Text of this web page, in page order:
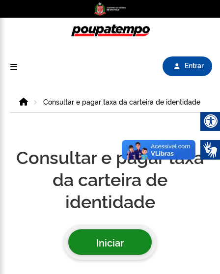
Entrar
HomeConsultar e pagar taxa da carteira de identidade
Consultar e pagar taxa
da carteira de
identidade
Iniciar